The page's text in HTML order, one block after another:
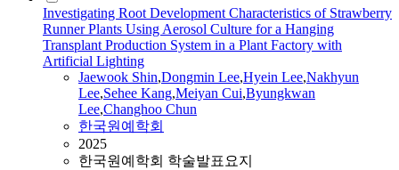
Investigating Root Development Characteristics of Strawberry
Runner Plants Using Aerosol Culture for a Hanging
Transplant Production System in a Plant Factory with
Artificial Lighting
Jaewook Shin,Dongmin Lee,Hyein Lee,Nakhyun
Lee,Sehee Kang,Meiyan Cui,Byungkwan
Lee,Changhoo Chun
한국원예학회
2025
한국원예학회 학술발표요지